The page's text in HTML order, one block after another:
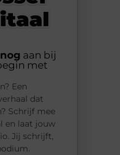
aan bij
met
Een
dat
Schrijf mee
en laat jouw
Jij schrijft,